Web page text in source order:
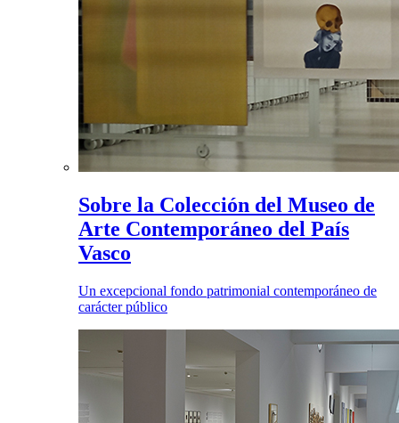
Sobre la Colección del Museo de
Arte Contemporáneo del País
Vasco
Un excepcional fondo patrimonial contemporáneo de
carácter público